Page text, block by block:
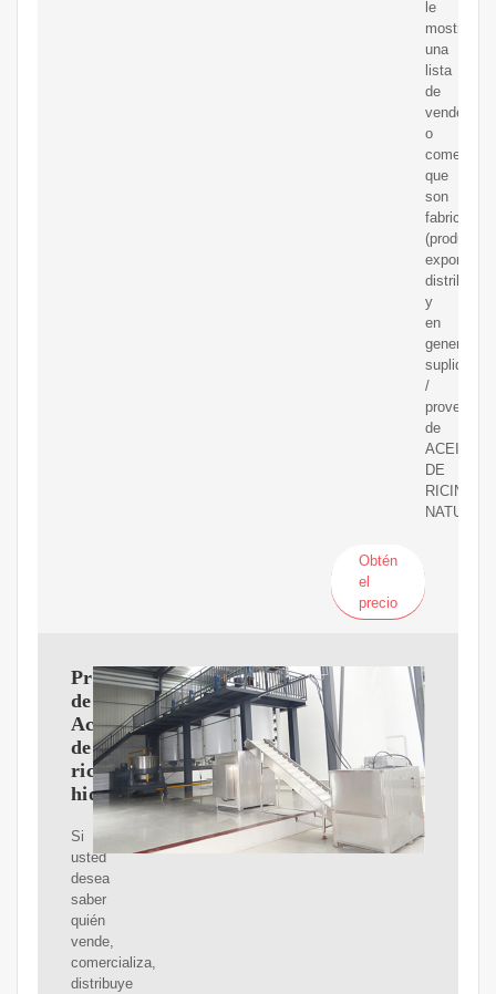
le
mostramos
una
lista
de
o
que
son
fabricantes
y
en
general
suplidores
/
de
ACEITE
DE
RICINO
NATURAL.
Obtén
el
precio
Proveedores
de
Aceite
de
ricino
hidrogenado
Si
usted
desea
saber
quién
vende,
comercializa,
distribuye